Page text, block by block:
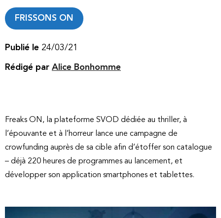
FRISSONS ON
Publié le 24/03/21
Rédigé par Alice Bonhomme
Freaks ON, la plateforme SVOD dédiée au thriller, à
l’épouvante et à l’horreur lance une campagne de
crowfunding auprès de sa cible afin d’étoffer son catalogue
– déjà 220 heures de programmes au lancement, et
développer son application smartphones et tablettes.